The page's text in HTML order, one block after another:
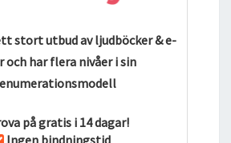
stort utbud av ljudböcker & e-
och har flera nivåer i sin
på gratis i 14 dagar!
Ingen bindningstid